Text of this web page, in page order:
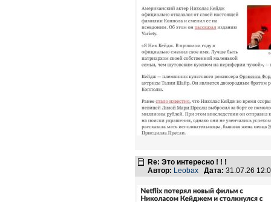
Re: Это интересно ! ! !
Автор: Leobax Дата: 31.07.26